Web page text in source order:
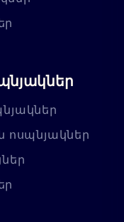
ոսպնյակներ